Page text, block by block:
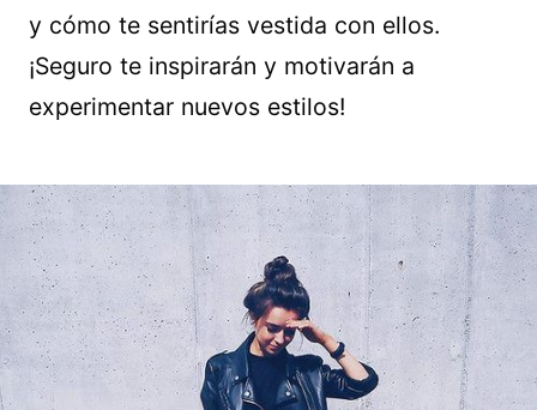
y cómo te sentirías vestida con ellos.
¡Seguro te inspirarán y motivarán a
experimentar nuevos estilos!